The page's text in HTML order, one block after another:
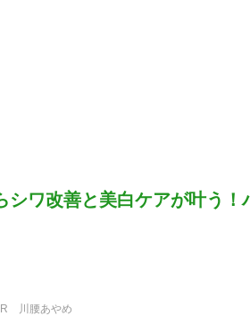
シワ改善と美白ケアが叶う！
川腰あやめ